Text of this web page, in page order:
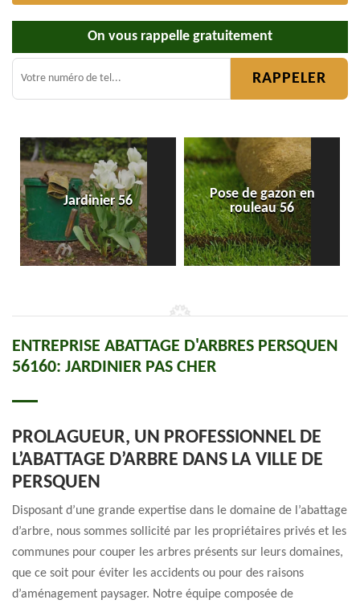
On vous rappelle gratuitement
Jardinier 56
Pose de gazon en
rouleau 56
ENTREPRISE ABATTAGE D'ARBRES PERSQUEN
56160: JARDINIER PAS CHER
PROLAGUEUR, UN PROFESSIONNEL DE
L’ABATTAGE D’ARBRE DANS LA VILLE DE
PERSQUEN
Disposant d’une grande expertise dans le domaine de l’abattage
d’arbre, nous sommes sollicité par les propriétaires privés et les
communes pour couper les arbres présents sur leurs domaines,
que ce soit pour éviter les accidents ou pour des raisons
d’aménagement paysager. Notre équipe composée de